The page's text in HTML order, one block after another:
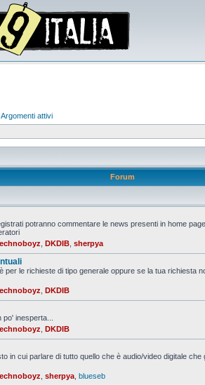
Argomenti attivi
Forum
potranno commentare le news presenti in home
DKDIB sherpya
per le richieste di tipo generale oppure se la tua richiesta
DKDIB
inesperta...
DKDIB
in cui parlare di tutto quello che è audio/video digitale
sherpya blueseb